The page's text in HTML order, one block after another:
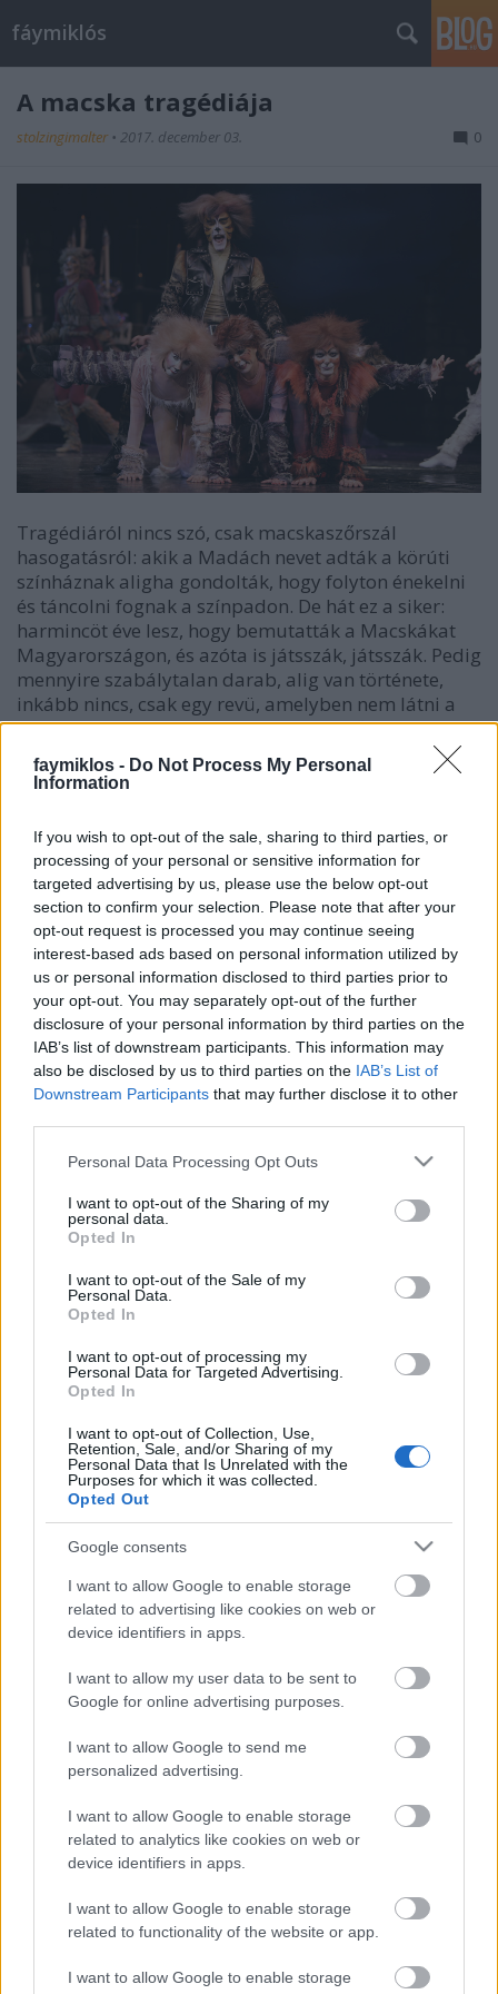
faymiklos - Do Not Process My Personal
Information
If you wish to opt-out of the sale, sharing to third parties, or
processing of your personal or sensitive information for
targeted advertising by us, please use the below opt-out
section to confirm your selection. Please note that after your
opt-out request is processed you may continue seeing
interest-based ads based on personal information utilized by
us or personal information disclosed to third parties prior to
your opt-out. You may separately opt-out of the further
disclosure of your personal information by third parties on the
IAB’s list of downstream participants. This information may
also be disclosed by us to third parties on the IAB’s List of
Downstream Participants that may further disclose it to other
Please note that this website/app uses one or more Google
not limited to your visit or usage behaviour. You may click to
grant or deny consent to Google and its third-party tags to
use your data for below specified purposes in below Google
consent section.
Personal Data Processing Opt Outs
I want to opt-out of the Sharing of my
personal data.
Opted In
I want to opt-out of the Sale of my
Personal Data.
Opted In
I want to opt-out of processing my
Personal Data for Targeted Advertising.
Opted In
I want to opt-out of Collection, Use,
Retention, Sale, and/or Sharing of my
Personal Data that Is Unrelated with the
Purposes for which it was collected.
Opted Out
Google consents
I want to allow Google to enable storage
related to advertising like cookies on web or
device identifiers in apps.
I want to allow my user data to be sent to
Google for online advertising purposes.
I want to allow Google to send me
personalized advertising.
I want to allow Google to enable storage
related to analytics like cookies on web or
device identifiers in apps.
I want to allow Google to enable storage
related to functionality of the website or app.
I want to allow Google to enable storage
fáymiklós
A macska tragédiája
stolzingimalter • 2017. december 03. 0
Tragédiáról nincs szó, csak macskaszőrszál
hasogatásról: akik a Madách nevet adták a körúti
színháznak aligha gondolták, hogy folyton énekelni
és táncolni fognak a színpadon. De hát ez a siker:
harmincöt éve lesz, hogy bemutatták a Macskákat
Magyarországon, és azóta is játsszák, játsszák. Pedig
mennyire szabálytalan darab, alig van története,
inkább nincs, csak egy revü, amelyben nem látni a
színészek és táncosok arcát, playbackről énekelnek.
Andrew Lloyd-Webber a Macskákra régi és bevált
szerzőtársát, Tim Rice-ot leváltotta egy még régebbi,
legnagyobb slágert, a Memoryt, amelyet Eliotból
raktak össze, a Rapszódia egy szeles éjszakán
soraiból, de nem eredeti Eliot-mű. Azért arra
kíváncsi lettem volna, hogy kitört-e a pánik, amikor
rájöttek, hogy hiába vagyunk nagy műfordító
nemzet, a költők gondos művei egyszerűen nem
alkalmasak az éneklésre. Jött Romhányi József, és
nem aggodalmaskodott, Skimbleshanksből így lett
Elvisz Trén, Mungojerry és Rumpleteazer így vált
Pesten Ben Mickeringre és Mindleveryre. Hiszen jó
így is, hogy nekünk két Macskánk (Macskákunk?)
van.
arra már elég, hogy az ember villogjon, hogy kivel
látta, Kishontival, meg Szakály Györggyel, még
próbát is, ahol Seregi azt mondta elgyötörten:
emelje már a lábát édes színész. Emelje, emelje.
vannak, legyenek nézői is.
Ajánlott bejegyzések:
Önfej
Vetélkedő társművészetek